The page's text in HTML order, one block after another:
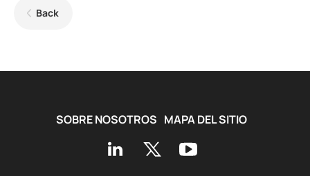
Back
SOBRE NOSOTROS MAPA DEL SITIO